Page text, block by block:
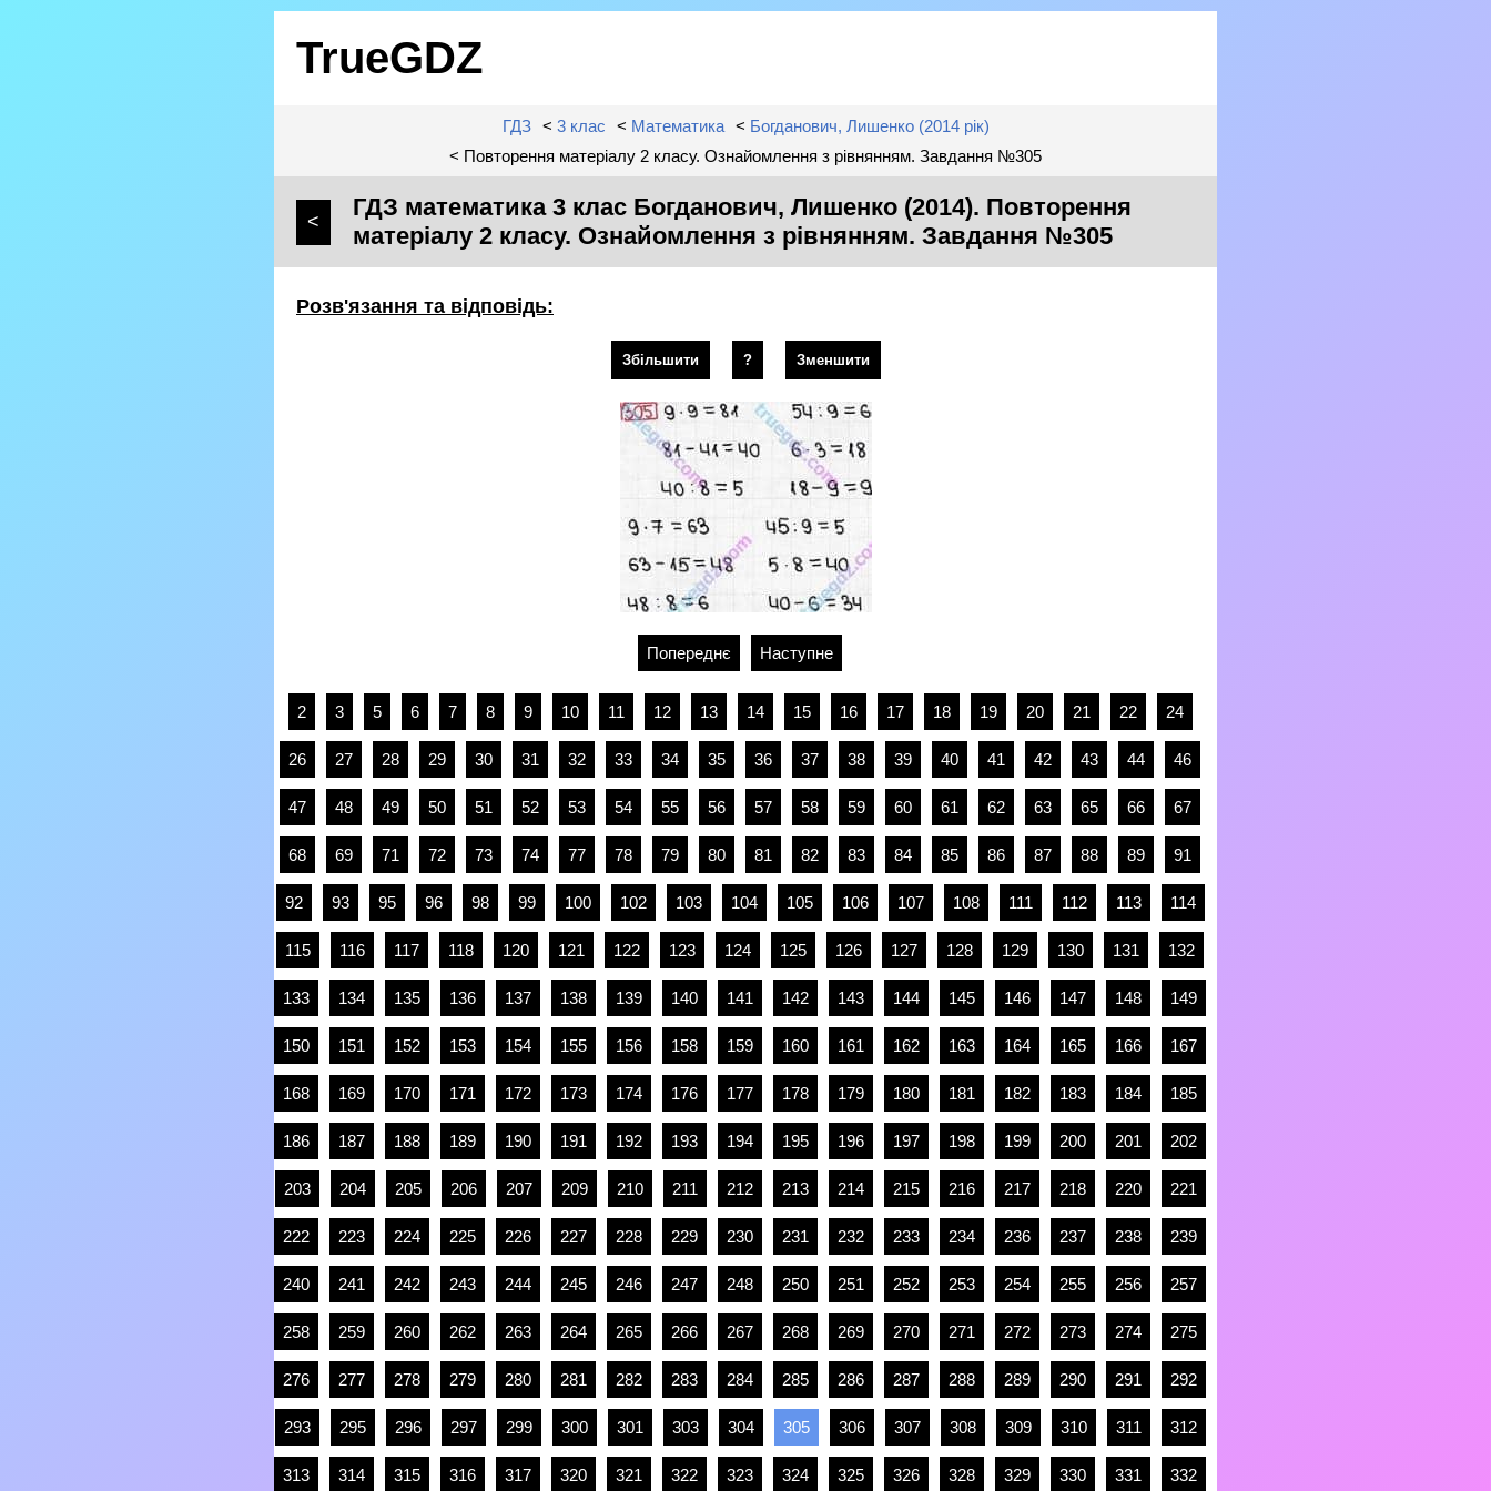
TrueGDZ
ГДЗ < 3 клас < Математика < Богданович, Лишенко (2014 рік)
< Повторення матеріалу 2 класу. Ознайомлення з рівнянням. Завдання №305
<
ГДЗ математика 3 клас Богданович, Лишенко (2014). Повторення
матеріалу 2 класу. Ознайомлення з рівнянням. Завдання №305
Розв'язання та відповідь:
Збільшити ? Зменшити
Попереднє Наступне
2 3 5 6 7 8 9 10 11 12 13 14 15 16 17 18 19 20 21 22 24
26 27 28 29 30 31 32 33 34 35 36 37 38 39 40 41 42 43 44 46
47 48 49 50 51 52 53 54 55 56 57 58 59 60 61 62 63 65 66 67
68 69 71 72 73 74 77 78 79 80 81 82 83 84 85 86 87 88 89 91
92 93 95 96 98 99 100 102 103 104 105 106 107 108 111 112 113 114
115 116 117 118 120 121 122 123 124 125 126 127 128 129 130 131 132
133 134 135 136 137 138 139 140 141 142 143 144 145 146 147 148 149
150 151 152 153 154 155 156 158 159 160 161 162 163 164 165 166 167
168 169 170 171 172 173 174 176 177 178 179 180 181 182 183 184 185
186 187 188 189 190 191 192 193 194 195 196 197 198 199 200 201 202
203 204 205 206 207 209 210 211 212 213 214 215 216 217 218 220 221
222 223 224 225 226 227 228 229 230 231 232 233 234 236 237 238 239
240 241 242 243 244 245 246 247 248 250 251 252 253 254 255 256 257
258 259 260 262 263 264 265 266 267 268 269 270 271 272 273 274 275
276 277 278 279 280 281 282 283 284 285 286 287 288 289 290 291 292
293 295 296 297 299 300 301 303 304 305 306 307 308 309 310 311 312
313 314 315 316 317 320 321 322 323 324 325 326 328 329 330 331 332